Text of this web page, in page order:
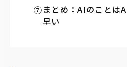
まとめ：AIのことは
早い